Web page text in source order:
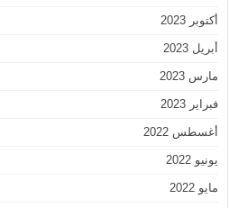
أكتوبر 2023
أبريل 2023
مارس 2023
فبراير 2023
أغسطس 2022
يونيو 2022
مايو 2022